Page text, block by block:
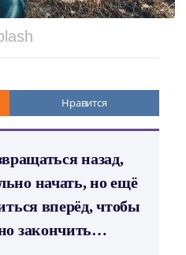
Нравится
назад,
начать, но ещё
вперёд, чтобы
закончить…